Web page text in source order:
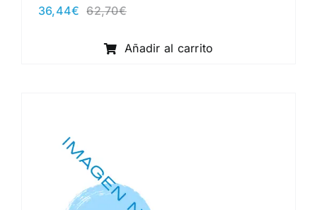
62,70€El
original
era:
36,44€
El
actual
es:
Añadir al carrito